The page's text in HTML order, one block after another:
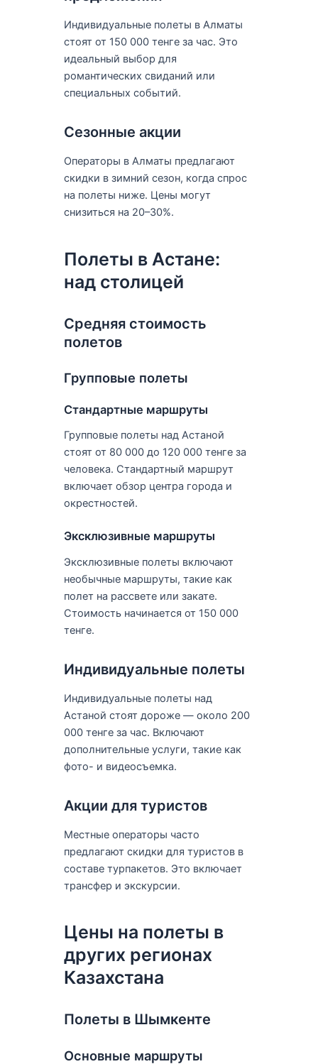
Индивидуальные полеты в Алматы
стоят от 150 000 тенге за час. Это
идеальный выбор для
романтических свиданий или
специальных событий.
Сезонные акции
Операторы в Алматы предлагают
скидки в зимний сезон, когда спрос
на полеты ниже. Цены могут
снизиться на 20–30%.
Полеты в Астане:
над столицей
Средняя стоимость
полетов
Групповые полеты
Стандартные маршруты
Групповые полеты над Астаной
стоят от 80 000 до 120 000 тенге за
человека. Стандартный маршрут
включает обзор центра города и
окрестностей.
Эксклюзивные маршруты
Эксклюзивные полеты включают
необычные маршруты, такие как
полет на рассвете или закате.
Стоимость начинается от 150 000
тенге.
Индивидуальные полеты
Индивидуальные полеты над
Астаной стоят дороже — около 200
000 тенге за час. Включают
дополнительные услуги, такие как
фото- и видеосъемка.
Акции для туристов
Местные операторы часто
предлагают скидки для туристов в
составе турпакетов. Это включает
трансфер и экскурсии.
Цены на полеты в
других регионах
Казахстана
Полеты в Шымкенте
Основные маршруты